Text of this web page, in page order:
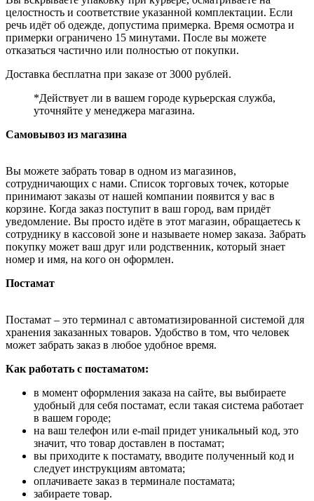
целостность и соответствие указанной комплектации. Если
речь идёт об одежде, допустима примерка. Время осмотра и
примерки ограничено 15 минутами. После вы можете
отказаться частично или полностью от покупки.
Доставка бесплатна при заказе от 3000 рублей.
*Действует ли в вашем городе курьерская служба,
уточняйте у менеджера магазина.
Самовывоз из магазина
Вы можете забрать товар в одном из магазинов,
сотрудничающих с нами. Список торговых точек, которые
принимают заказы от нашей компании появится у вас в
корзине. Когда заказ поступит в ваш город, вам придёт
уведомление. Вы просто идёте в этот магазин, обращаетесь к
сотруднику в кассовой зоне и называете номер заказа. Забрать
покупку может ваш друг или родственник, который знает
номер и имя, на кого он оформлен.
Постамат
Постамат – это терминал с автоматизированной системой для
хранения заказанных товаров. Удобство в том, что человек
может забрать заказ в любое удобное время.
Как работать с постаматом:
в момент оформления заказа на сайте, вы выбираете
удобный для себя постамат, если такая система работает
в вашем городе;
на ваш телефон или e-mail придет уникальный код, это
значит, что товар доставлен в постамат;
вы приходите к постамату, вводите полученный код и
следует инструкциям автомата;
оплачиваете заказ в терминале постамата;
забираете товар.